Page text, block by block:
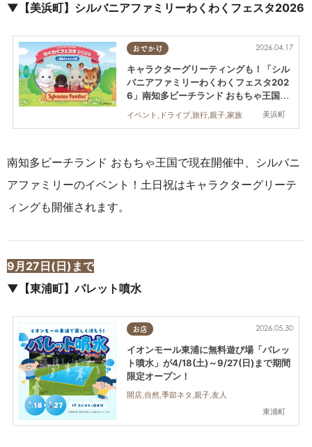
▼【美浜町】シルバニアファミリーわくわくフェスタ2026
おでかけ
美浜町
2026.04.17
キャラクターグリーティングも！「シル
バニアファミリーわくわくフェスタ202
6」南知多ビーチランド おもちゃ王国で
イベント,ドライブ,旅行,親子,家族
南知多ビーチランド おもちゃ王国で現在開催中、シルバニ
アファミリーのイベント！土日祝はキャラクターグリーテ
ィングも開催されます。
9月27日(日)まで
▼【東浦町】パレット噴水
お店
東浦町
2026.05.30
イオンモール東浦に無料遊び場「パレッ
ト噴水」が4/18(土)～9/27(日)まで期間
限定オープン！
開店,自然,季節ネタ,親子,友人